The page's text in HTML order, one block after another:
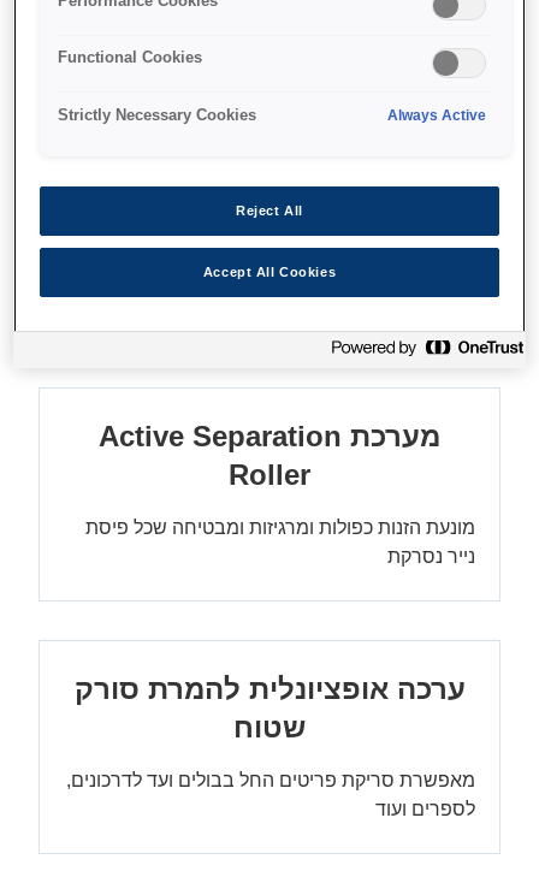
מאפיינים
ראשון בתעשייה עם מצב איטי
סריקה של מסמכים מקומטים, ארוכים ועדינים ללא
הגדלת נפח הקובץ
מערכת Active Separation
Roller
מונעת הזנות כפולות ומרגיזות ומבטיחה שכל פיסת
נייר נסרקת
ערכה אופציונלית להמרת סורק
שטוח
מאפשרת סריקת פריטים החל בבולים ועד לדרכונים,
לספרים ועוד
Functional Cookies
Strictly Necessary Cookies Always Active
Reject All
Accept All Cookies